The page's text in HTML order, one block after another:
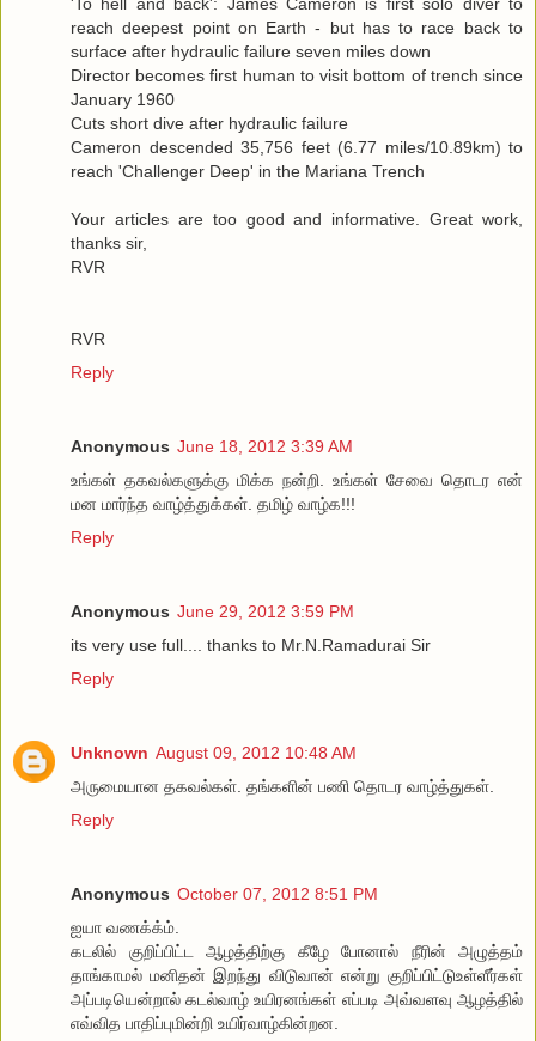
reach deepest point on Earth - but has to race back to
surface after hydraulic failure seven miles down
Director becomes first human to visit bottom of trench since
January 1960
Cuts short dive after hydraulic failure
Cameron descended 35,756 feet (6.77 miles/10.89km) to
reach 'Challenger Deep' in the Mariana Trench
Your articles are too good and informative. Great work,
thanks sir,
RVR
RVR
Reply
Anonymous June 18, 2012 3:39 AM
உங்கள் தகவல்களுக்கு மிக்க நன்றி. உங்கள் சேவை தொடர என்
மன மார்ந்த வாழ்த்துக்கள். தமிழ் வாழ்க!!!
Reply
Anonymous June 29, 2012 3:59 PM
its very use full.... thanks to Mr.N.Ramadurai Sir
Reply
Unknown August 09, 2012 10:48 AM
அருமையான தகவல்கள். தங்களின் பணி தொடர வாழ்த்துகள்.
Reply
Anonymous October 07, 2012 8:51 PM
ஐயா வணக்க்ம்.
கடலில் குறிப்பிட்ட ஆழத்திற்கு கீழே போனால் நீரின் அழுத்தம்
தாங்காமல் மனிதன் இறந்து விடுவான் என்று குறிப்பிட்டுஉள்ளீர்கள்
அப்படியென்றால் கடல்வாழ் உயிரனங்கள் எப்படி அவ்வளவு ஆழத்தில்
எவ்வித பாதிப்புமின்றி உயிர்வாழ்கின்றன.